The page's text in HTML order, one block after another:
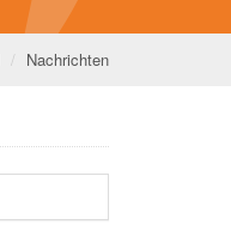
Nachrichten